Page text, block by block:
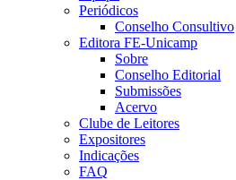
Periódicos
Conselho Consultivo
Editora FE-Unicamp
Sobre
Conselho Editorial
Submissões
Acervo
Clube de Leitores
Expositores
Indicações
FAQ